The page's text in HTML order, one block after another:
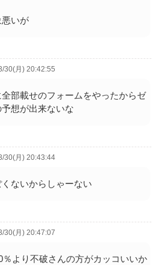
悪いが
30(月) 20:42:55
部載せのフォームをやったからゼ
想が出来ないな
30(月) 20:43:44
ないからしゃーない
30(月) 20:47:07
％より不破さんの方がカッコいいか